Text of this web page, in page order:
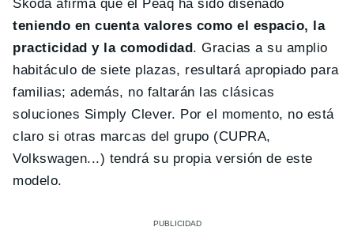
Skoda afirma que el Peaq ha sido diseñado
teniendo en cuenta valores como el espacio, la
practicidad y la comodidad. Gracias a su amplio
habitáculo de siete plazas, resultará apropiado para
familias; además, no faltarán las clásicas
soluciones Simply Clever. Por el momento, no está
claro si otras marcas del grupo (CUPRA,
Volkswagen...) tendrá su propia versión de este
modelo.